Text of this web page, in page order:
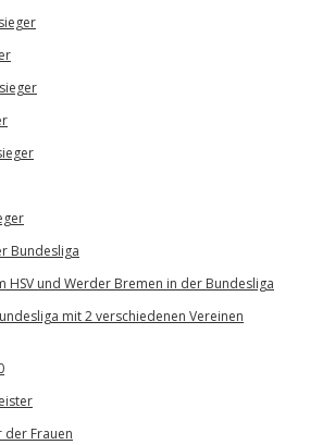
Bundesliga
HSV und Werder Bremen in der Bundesliga
mit 2 verschiedenen Vereinen
der Frauen